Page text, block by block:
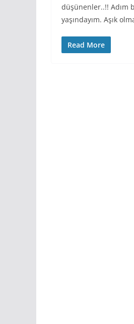
düşünenler..!! Adım
yaşındayım. Aşık
Read More